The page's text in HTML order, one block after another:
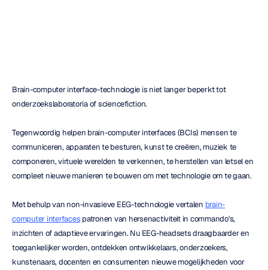
Brain-computer interface-technologie is niet langer beperkt tot
onderzoekslaboratoria of sciencefiction.
Tegenwoordig helpen brain-computer interfaces (BCIs) mensen te
communiceren, apparaten te besturen, kunst te creëren, muziek te
componeren, virtuele werelden te verkennen, te herstellen van letsel en
compleet nieuwe manieren te bouwen om met technologie om te gaan.
Met behulp van non-invasieve EEG-technologie vertalen brain-
computer interfaces patronen van hersenactiviteit in commando's,
inzichten of adaptieve ervaringen. Nu EEG-headsets draagbaarder en
toegankelijker worden, ontdekken ontwikkelaars, onderzoekers,
kunstenaars, docenten en consumenten nieuwe mogelijkheden voor